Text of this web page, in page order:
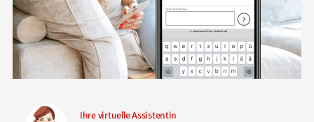
Ihre virtuelle Assistentin